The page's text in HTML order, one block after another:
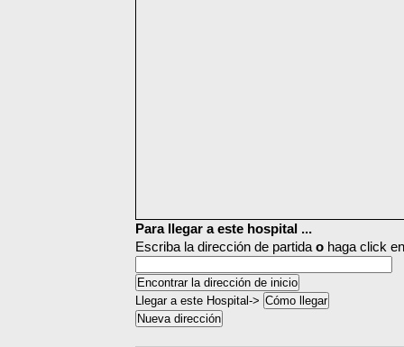
Para llegar a este hospital ...
Escriba la dirección de partida o haga click
Llegar a este Hospital->